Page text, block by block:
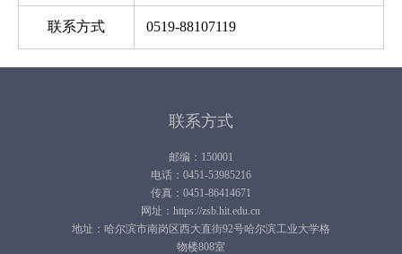
联系方式 0519-88107119
联系方式
邮编：150001
电话：0451-53985216
传真：0451-86414671
网址：https://zsb.hit.edu.cn
地址：哈尔滨市南岗区西大直街92号哈尔滨工业大学格
物楼808室